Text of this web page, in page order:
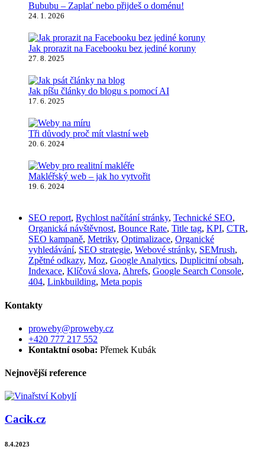
Bububu – Zaplať nebo přijdeš o doménu!
24. 1. 2026
Jak prorazit na Facebooku bez jediné koruny
27. 8. 2025
Jak píšu články do blogu s pomocí AI
17. 6. 2025
Tři důvody proč mít vlastní web
20. 6. 2024
Makléřský web – jak ho vytvořit
19. 6. 2024
SEO report, Rychlost načítání stránky, Technické SEO,
Organická návštěvnost, Bounce Rate, Title tag, KPI, CTR,
SEO kampaně, Metriky, Optimalizace, Organické
vyhledávání, SEO strategie, Webové stránky, SEMrush,
Zpětné odkazy, Moz, Google Analytics, Duplicitní obsah,
Indexace, Klíčová slova, Ahrefs, Google Search Console,
404, Linkbuilding, Meta popis
Kontakty
proweby@proweby.cz
+420 777 217 552
Kontaktní osoba: Přemek Kubák
Nejnovější reference
Cacik.cz
8.4.2023